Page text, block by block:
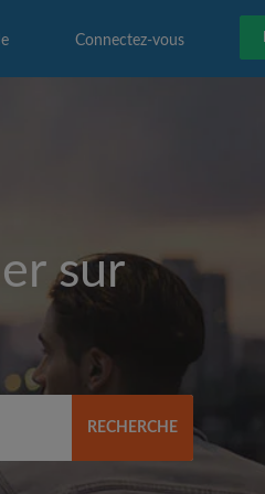
Connectez-vous
sur
RECHERCHE